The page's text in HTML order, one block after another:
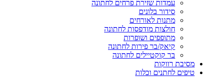
עמדות שזירת פרחים לחתונה
סידור בלונים
מתנות לאורחים
חולצות מודפסות לחתונה
מתופפים ושופרות
קיאק/בר פירות לחתונה
בר קוקטיילים לחתונה
מסיבת רווקות
טיפים לחתנים וכלות